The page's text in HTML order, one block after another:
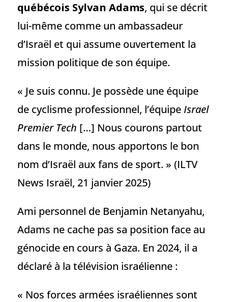
québécois Sylvan Adams, qui se décrit
lui-même comme un ambassadeur
d’Israël et qui assume ouvertement la
mission politique de son équipe.
« Je suis connu. Je possède une équipe
de cyclisme professionnel, l’équipeIsrael
Premier Tech […] Nous courons partout
dans le monde, nous apportons le bon
nom d’Israël aux fans de sport. » (ILTV
News Israël, 21 janvier 2025)
Ami personnel de Benjamin Netanyahu,
Adams ne cache pas sa position face au
génocide en cours à Gaza. En 2024, il a
déclaré à la télévision israélienne :
« Nos forces armées israéliennes sont